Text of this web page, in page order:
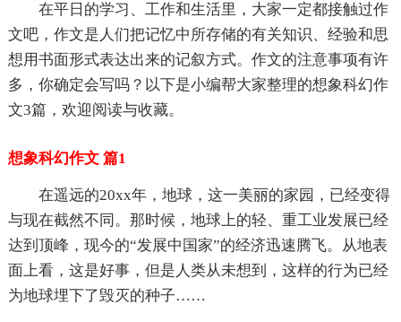
在平日的学习、工作和生活里，大家一定都接触过作
文吧，作文是人们把记忆中所存储的有关知识、经验和思
想用书面形式表达出来的记叙方式。作文的注意事项有许
多，你确定会写吗？以下是小编帮大家整理的想象科幻作
文3篇，欢迎阅读与收藏。
想象科幻作文 篇1
在遥远的20xx年，地球，这一美丽的家园，已经变得
与现在截然不同。那时候，地球上的轻、重工业发展已经
达到顶峰，现今的“发展中国家”的经济迅速腾飞。从地表
面上看，这是好事，但是人类从未想到，这样的行为已经
为地球埋下了毁灭的种子……